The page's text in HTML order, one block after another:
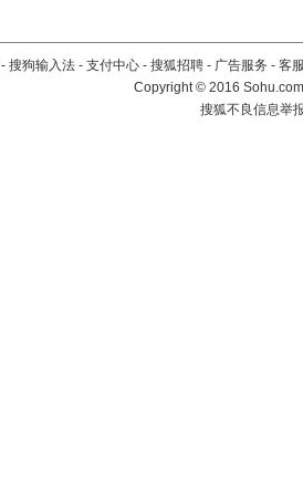
- 搜狗输入法 - 支付中心 - 搜狐招聘 - 广告服务 - 客
Copyright©2016
搜狐不良信息举